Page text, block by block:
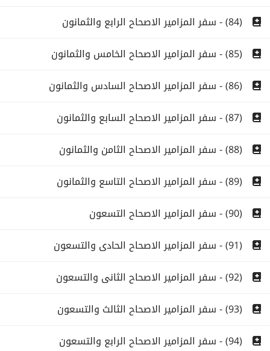
(84) - سفر المزامير الاصحاح الرابع والثمانون
(85) - سفر المزامير الاصحاح الخامس والثمانون
(86) - سفر المزامير الاصحاح السادس والثمانون
(87) - سفر المزامير الاصحاح السابع والثمانون
(88) - سفر المزامير الاصحاح الثامن والثمانون
(89) - سفر المزامير الاصحاح التاسع والثمانون
(90) - سفر المزامير الاصحاح التسعون
(91) - سفر المزامير الاصحاح الحادى والتسعون
(92) - سفر المزامير الاصحاح الثانى والتسعون
(93) - سفر المزامير الاصحاح الثالث والتسعون
(94) - سفر المزامير الاصحاح الرابع والتسعون